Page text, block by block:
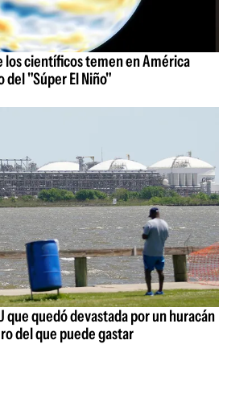
los científicos temen en América
"Súper El Niño"
que quedó devastada por un huracán
del que puede gastar